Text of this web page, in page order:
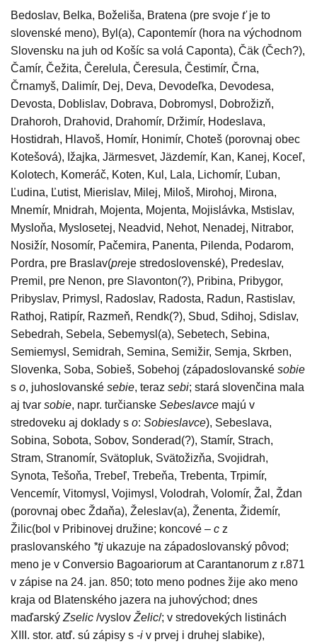
Bedoslav, Belka, Boželiša, Bratena (pre svoje ťje to
slovenské meno), Byl(a), Capontemír (hora na východnom
Slovensku na juh od Košíc sa volá Caponta), Čäk (Čech?),
Čamír, Čežita, Čerelula, Čeresula, Čestimír, Črna,
Črnamyš, Dalimír, Dej, Deva, Devodeľka, Devodesa,
Devosta, Doblislav, Dobrava, Dobromysl, Dobrožizň,
Drahoroh, Drahovid, Drahomír, Držimír, Hodeslava,
Hostidrah, Hlavoš, Homír, Honimír, Choteš (porovnaj obec
Kotešová), Ižajka, Järmesvet, Jäzdemír, Kan, Kanej, Koceľ,
Kolotech, Komeráč, Koten, Kul, Lala, Lichomír, Ľuban,
Ľudina, Ľutist, Mierislav, Milej, Miloš, Mirohoj, Mirona,
Mnemír, Mnidrah, Mojenta, Mojenta, Mojislávka, Mstislav,
Mysloňa, Myslosetej, Neadvid, Nehot, Nenadej, Nitrabor,
Nosižír, Nosomír, Pačemira, Panenta, Pilenda, Podarom,
Pordra, pre Braslav(preje stredoslovenské), Predeslav,
Premil, pre Nenon, pre Slavonton(?), Pribina, Pribygor,
Pribyslav, Primysl, Radoslav, Radosta, Radun, Rastislav,
Rathoj, Ratipír, Razmeň, Rendk(?), Sbud, Sdihoj, Sdislav,
Sebedrah, Sebela, Sebemysl(a), Sebetech, Sebina,
Semiemysl, Semidrah, Semina, Semižir, Semja, Skrben,
Slovenka, Soba, Sobieš, Sobehoj (západoslovanské sobie
s o, juhoslovanské sebie, teraz sebi; stará slovenčina mala
aj tvar sobie, napr. turčianske Sebeslavce majú v
stredoveku aj doklady s o: Sobieslavce), Sebeslava,
Sobina, Sobota, Sobov, Sonderad(?), Stamír, Strach,
Stram, Stranomír, Svätopluk, Svätožizňa, Svojidrah,
Synota, Tešoňa, Trebeľ, Trebeňa, Trebenta, Trpimír,
Vencemír, Vitomysl, Vojimysl, Volodrah, Volomír, Žal, Ždan
(porovnaj obec Ždaňa), Želeslav(a), Ženenta, Židemír,
Žilic(bol v Pribinovej družine; koncové – c z
praslovanského *tj ukazuje na západoslovanský pôvod;
meno je v Conversio Bagoariorum at Carantanorum z r.871
v zápise na 24. jan. 850; toto meno podnes žije ako meno
kraja od Blatenského jazera na juhovýchod; dnes
maďarskýZselic /vyslovŽelic/; v stredovekých listinách
XIII. stor. atď. sú zápisy s -i v prvej i druhej slabike),